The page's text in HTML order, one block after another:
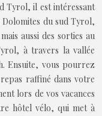
Tyrol, il est intéressant
Dolomites du sud Tyrol,
aussi des sorties au
à travers la vallée
Ensuite, vous pourrez
raffiné dans votre
lors de vos vacances
hôtel vélo, qui met à